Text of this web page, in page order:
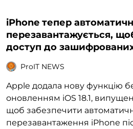
iPhone тепер
перезавантажується,
доступ до
тривалого простою
ProIT NEWS
Apple додала нову функцію
оновленням iOS 18.1,
щоб забезпечити
перезавантаження iPhone